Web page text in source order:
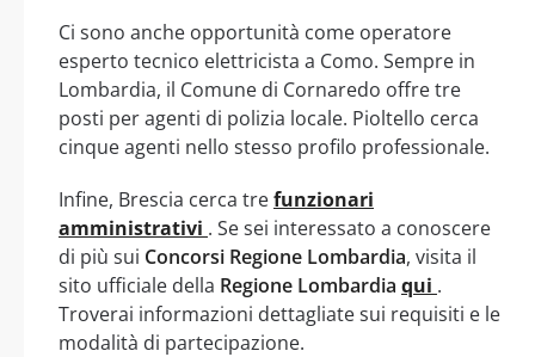
Ci sono anche opportunità come operatore
esperto tecnico elettricista a Como. Sempre in
Lombardia, il Comune di Cornaredo offre tre
posti per agenti di polizia locale. Pioltello cerca
cinque agenti nello stesso profilo professionale.
Infine, Brescia cerca trefunzionari
amministrativi . Se sei interessato a conoscere
di più sui Concorsi Regione Lombardia, visita il
sito ufficiale della Regione Lombardia qui .
Troverai informazioni dettagliate sui requisiti e le
modalità di partecipazione.